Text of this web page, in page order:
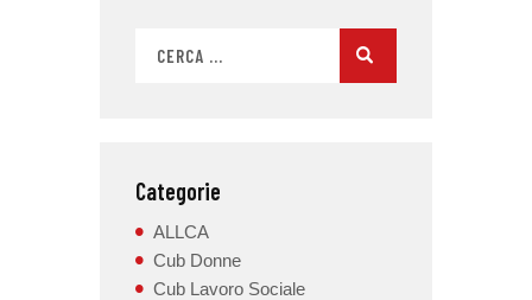
Categorie
ALLCA
Cub Donne
Cub Lavoro Sociale